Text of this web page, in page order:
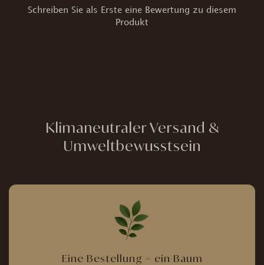
Schreiben Sie als Erste eine Bewertung zu diesem
Produkt
Klimaneutraler Versand &
Umweltbewusstsein
Eine Bestellung = ein Baum